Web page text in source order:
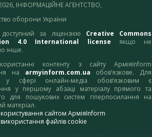
ІНФОРМАЦІЙНЕ АГЕНТСТВО,
оборони України
за ліцензією Creative Commons
4.0 International license якщо не
інше.
контенту з сайту АрміяInform
на armyinform.com.ua обов’язкове. Для
у сфері онлайн-медіа обов’язковим є
у першому абзаці матеріалу прямого та
для пошукових систем гіперпосилання на
матеріал.
користування сайтом АрміяInform
використання файлів cookie